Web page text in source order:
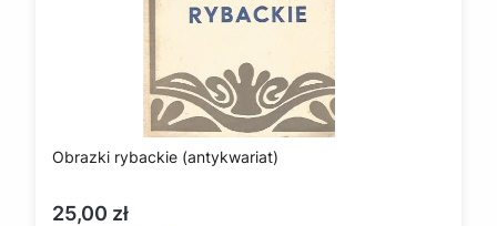
Obrazki rybackie (antykwariat)
Cena
25,00 zł